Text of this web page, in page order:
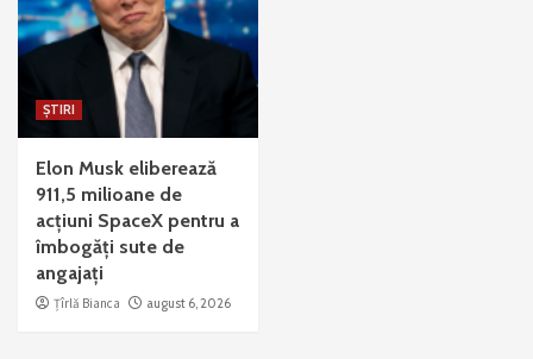
ȘTIRI
Elon Musk eliberează
911,5 milioane de
acțiuni SpaceX pentru a
îmbogăți sute de
angajați
Țîrlă Bianca august 6, 2026